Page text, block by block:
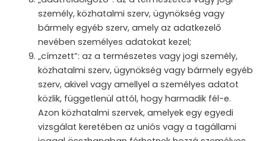
személy, közhatalmi szerv, ügynökség vagy
bármely egyéb szerv, amely az adatkezelő
nevében személyes adatokat kezel;
„címzett”: az a természetes vagy jogi személy,
közhatalmi szerv, ügynökség vagy bármely egyéb
szerv, akivel vagy amellyel a személyes adatot
közlik, függetlenül attól, hogy harmadik fél-e.
Azon közhatalmi szervek, amelyek egy egyedi
vizsgálat keretében az uniós vagy a tagállami